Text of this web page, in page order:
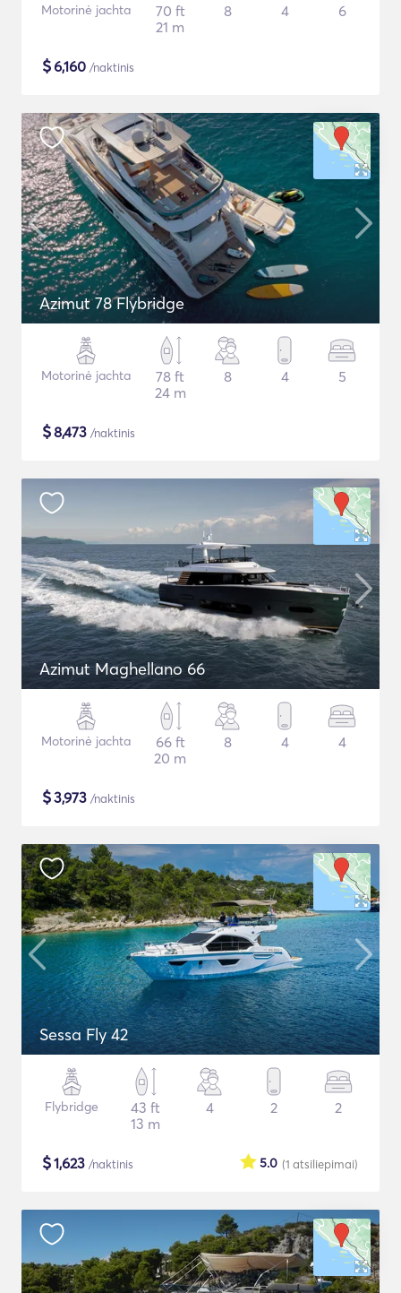
Motorinė jachta
70 ft
21 m
8 4 6
$6,160 /naktinis
Azimut 78 Flybridge
Motorinė jachta
78 ft
24 m
8 4 5
$8,473 /naktinis
Azimut Maghellano 66
Motorinė jachta
66 ft
20 m
8 4 4
$3,973 /naktinis
Sessa Fly 42
Flybridge
43 ft
13 m
4 2 2
$1,623 /naktinis (1 atsiliepimai)
5.0